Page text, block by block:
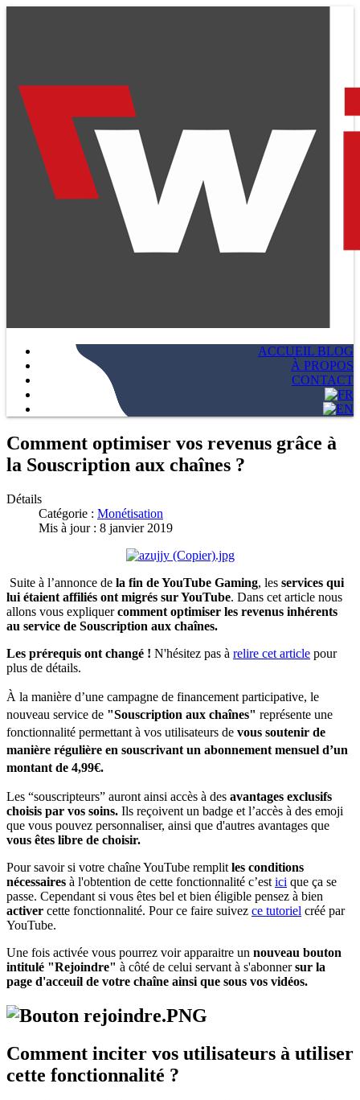
ACCUEIL BLOG
À PROPOS
CONTACT
Comment optimiser vos revenus grâce à
la Souscription aux chaînes ?
Détails
Catégorie : Monétisation
Mis à jour : 8 janvier 2019
Suite à l’annonce de la fin de YouTube Gaming, les services qui
lui étaient affiliés ont migrés sur YouTube. Dans cet article nous
allons vous expliquercomment optimiser les revenus inhérents
au service de Souscription aux chaînes.
Les prérequis ont changé ! N'hésitez pas à relire cet article pour
plus de détails.
À la manière d’une campagne de financement participative, le
nouveau service de "Souscription aux chaînes" représente une
fonctionnalité permettant à vos utilisateurs de vous soutenir de
manière régulière en souscrivant un abonnement mensuel d’un
montant de 4,99€.
Les “souscripteurs” auront ainsi accès à des avantages exclusifs
choisis par vos soins. Ils reçoivent un badge et l’accès à des emoji
que vous pouvez personnaliser, ainsi que d'autres avantages que
vous êtes libre de choisir.
Pour savoir si votre chaîne YouTube remplit les conditions
nécessaires à l'obtention de cette fonctionnalité c’est ici que ça se
passe. Cependant si vous êtes bel et bien éligible pensez à bien
activer cette fonctionnalité. Pour ce faire suivez ce tutoriel créé par
YouTube.
Une fois activée vous pourrez voir apparaitre un nouveau bouton
intitulé "Rejoindre" à côté de celui servant à s'abonnersur la
page d'acceuil de votre chaîne ainsi que sous vos vidéos.
Comment inciter vos utilisateurs à utiliser
cette fonctionnalité ?